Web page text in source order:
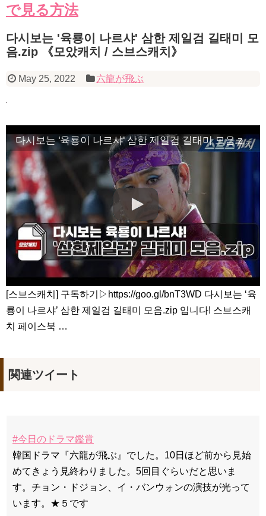
で見る方法
다시보는 '육룡이 나르샤' 삼한 제일검 길태미 모
음.zip 《모았캐치 / 스브스캐치》
May 25, 2022 六龍が飛ぶ
다시보는 '육룡이 나르샤' 삼한 제일검 길태미 모음.zip 《모았캐치 / 스브스캐치》
[스브스캐치] 구독하기▷https://goo.gl/bnT3WD 다시보는 ‘육
룡이 나르샤’ 삼한 제일검 길태미 모음.zip 입니다! 스브스캐
치 페이스북 …
関連ツイート
#今日のドラマ鑑賞
韓国ドラマ『六龍が飛ぶ』でした。10日ほど前から見始
めてきょう見終わりました。5回目ぐらいだと思いま
す。チョン・ドジョン、イ・バンウォンの演技が光って
います。★５です